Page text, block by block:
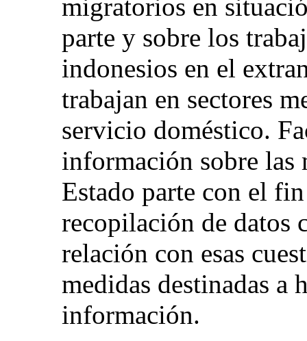
migratorios en
parte y sobre los
indonesios en el
trabajan en sectores
servicio doméstico.
información sobre las
Estado parte con el
recopilación de datos
relación con esas
medidas destinadas a
información.